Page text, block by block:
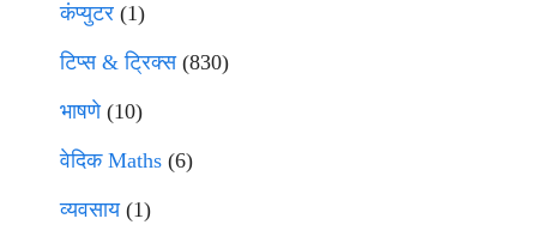
कंप्युटर (1)
टिप्स & ट्रिक्स(830)
भाषणे(10)
वेदिक Maths (6)
व्यवसाय(1)